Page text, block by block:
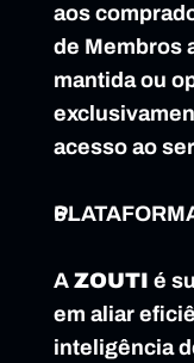
aos
de Membros
mantida ou
acesso ao
A ZOUTI é
em aliar
inteligência